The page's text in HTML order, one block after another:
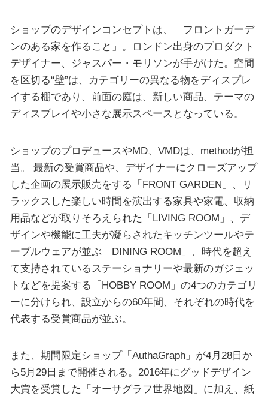
ショップのデザインコンセプトは、「フロントガーデ
ンのある家を作ること」。ロンドン出身のプロダクト
デザイナー、ジャスパー・モリソンが手がけた。空間
を区切る“壁”は、カテゴリーの異なる物をディスプレ
イする棚であり、前面の庭は、新しい商品、テーマの
ディスプレイや小さな展示スペースとなっている。
ショップのプロデュースやMD、VMDは、methodが担
当。 最新の受賞商品や、デザイナーにクローズアップ
した企画の展示販売をする「FRONT GARDEN」、リ
ラックスした楽しい時間を演出する家具や家電、収納
用品などが取りそろえられた「LIVING ROOM」、デ
ザインや機能に工夫が凝らされたキッチンツールやテ
ーブルウェアが並ぶ「DINING ROOM」、時代を超え
て支持されているステーショナリーや最新のガジェッ
トなどを提案する「HOBBY ROOM」の4つのカテゴリ
ーに分けられ、設立からの60年間、それぞれの時代を
代表する受賞商品が並ぶ。
また、期間限定ショップ「AuthaGraph」が4月28日か
ら5月29日まで開催される。2016年にグッドデザイン
大賞を受賞した「オーサグラフ世界地図」に加え、紙